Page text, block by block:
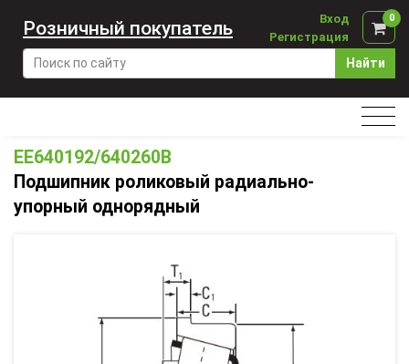
Найти
Вход
Регистрация
0
Розничный покупатель
EE640192/640260B
Подшипник роликовый радиально-
упорный однорядный